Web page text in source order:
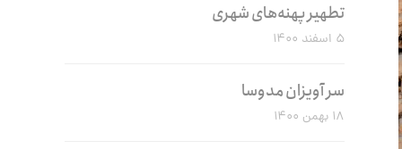
تطهیر پهنه‌های شهری
۵ اسفند ۱۴۰۰
سر آویزان مدوسا
۱۸ بهمن ۱۴۰۰